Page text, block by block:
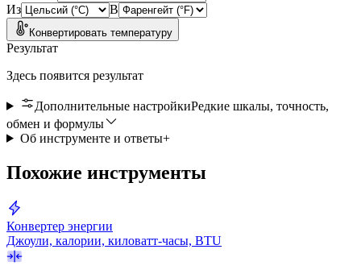
Из
В
Конвертировать температуру
Результат
Здесь появится результат
Дополнительные настройкиРедкие шкалы, точность,
обмен и формулы
Об инструменте и ответы+
Похожие инструменты
Конвертер энергии
Джоули, калории, киловатт-часы, BTU